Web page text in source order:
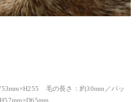
毛の長さ：約30mm／パッ